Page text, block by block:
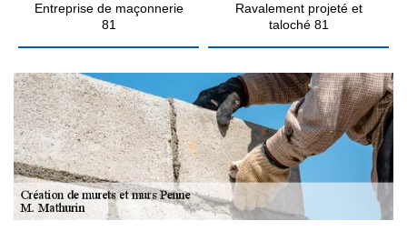
Entreprise de maçonnerie
81
Ravalement projeté et
taloché 81